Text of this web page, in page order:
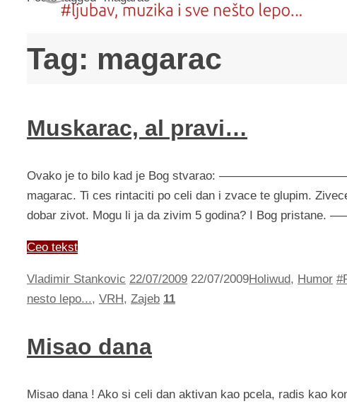
Tag: magarac
Muskarac, al pravi…
Ovako je to bilo kad je Bog stvarao:
magarac. Ti ces rintaciti po celi dan i zvace te glupim.
dobar zivot. Mogu li ja da zivim 5 godina? I
Ceo tekst
Vladimir Stankovic 22/07/2009 22/07/2009Holiwud, Humor
nesto lepo..., VRH, Zajeb 11
Misao dana
Misao dana ! Ako si celi dan aktivan kao pcela, radis kao